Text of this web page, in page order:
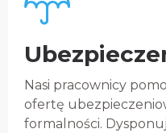
Nasi pracownicy
ofertę
formalności.